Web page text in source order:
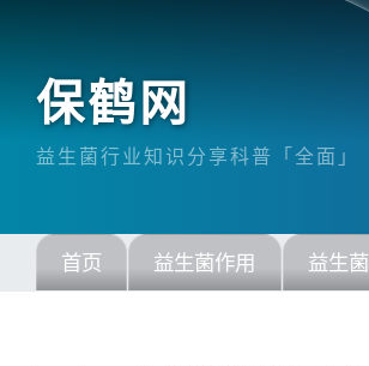
保鹤网
益生菌行业知识分享科普「全面」
首页 益生菌作用 益生